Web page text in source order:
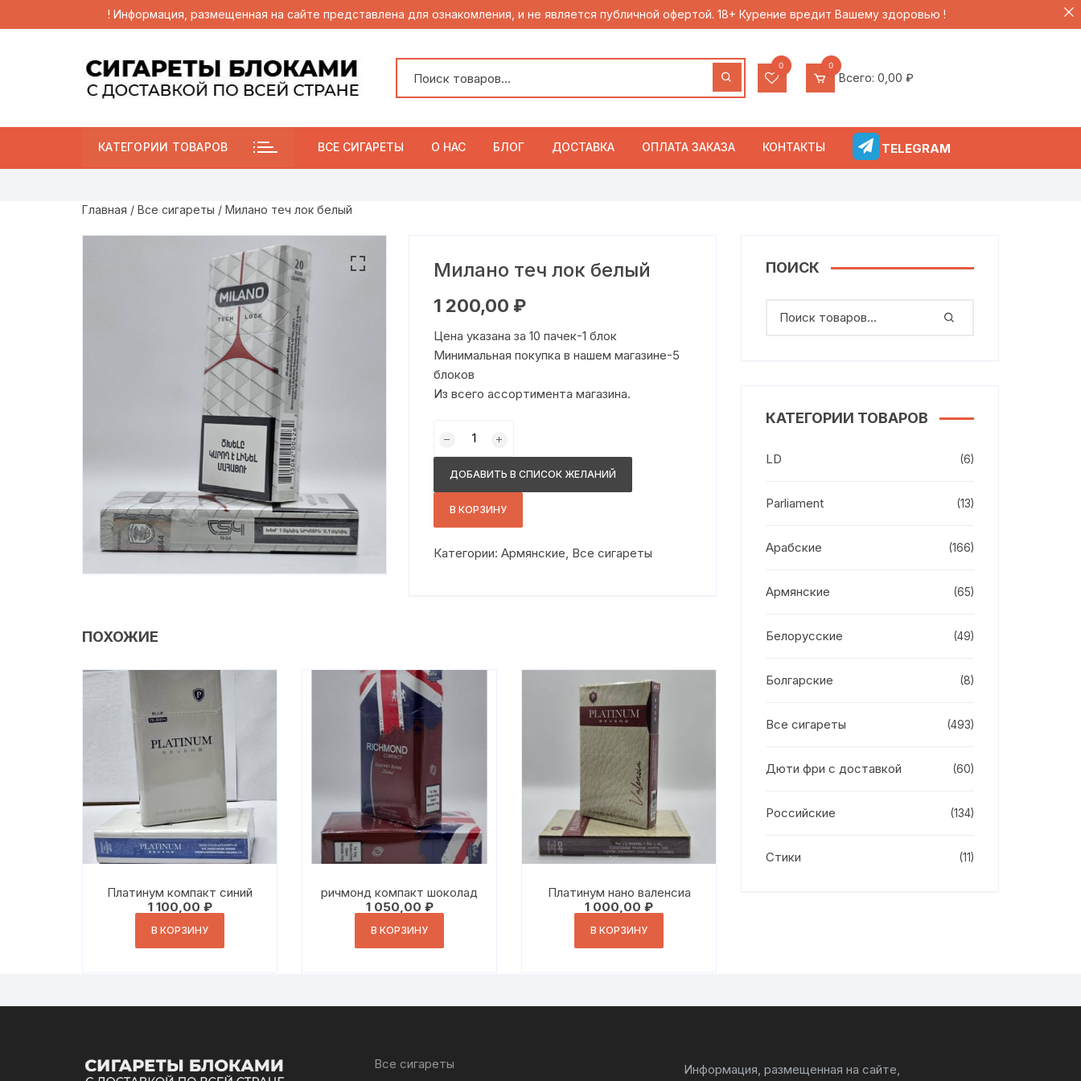
! Информация, размещенная на сайте представлена для ознакомления, и не является публичной офертой. 18+ Курение вредит Вашему здоровью !
0 0
Всего: 0,00 ₽
КАТЕГОРИИ ТОВАРОВ ВСЕ СИГАРЕТЫ О НАС БЛОГ ДОСТАВКА ОПЛАТА ЗАКАЗА КОНТАКТЫ TELEGRAM
Главная / Все сигареты / Милано теч лок белый
Милано теч лок белый
1 200,00 ₽
Цена указана за 10 пачек-1 блок
Минимальная покупка в нашем магазине-5
блоков
Из всего ассортимента магазина.
товара
лок
белый
ДОБАВИТЬ В СПИСОК ЖЕЛАНИЙ
В КОРЗИНУ
Категории:Армянские Все сигареты
ПОХОЖИЕ
Платинум компакт синий
1 100,00 ₽
В КОРЗИНУ
ричмонд компакт шоколад
1 050,00 ₽
В КОРЗИНУ
Платинум нано валенсиа
1 000,00 ₽
В КОРЗИНУ
ПОИСК
КАТЕГОРИИ ТОВАРОВ
LD (6)
Parliament (13)
Арабские (166)
Армянские (65)
Белорусские (49)
Болгарские (8)
Все сигареты (493)
Дюти фри с доставкой (60)
Российские (134)
Стики (11)
Все сигареты
Информация, размещенная на сайте,